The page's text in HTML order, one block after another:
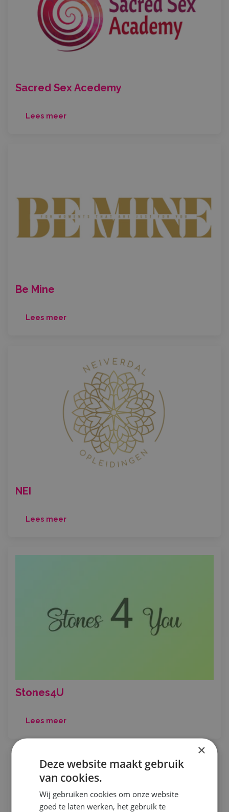
Sacred Sex Acedemy
Lees meer
Be Mine
Lees meer
NEI
Lees meer
Stones4U
Lees meer
×
Deze website maakt gebruik
van cookies.
Wij gebruiken cookies om onze website
goed te laten werken, het gebruik te